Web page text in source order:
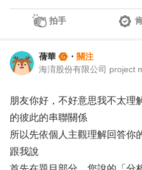
拍手
蒨華 ・ 關注
海淯股份有限公司 project
朋友你好，不好意思我不太理
的彼此的串聯關係
所以先依個人主觀理解回答你
跟我說